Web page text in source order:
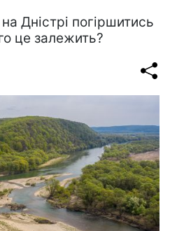
Дністрі погіршитись
це залежить?